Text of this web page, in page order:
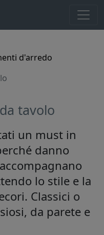
d'arredo
tavolo
un must in
danno
lo stile e la
Classici o
da parete e